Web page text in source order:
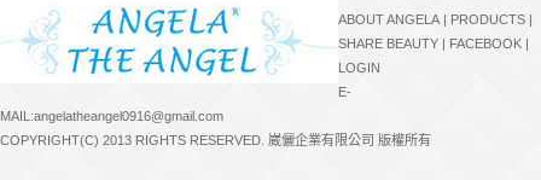
ABOUT ANGELA PRODUCTS
SHARE BEAUTY
FACEBOOK
LOGIN
E-
MAIL:angelatheangel0916@gmail.com
COPYRIGHT(C) 2013 RIGHTS RESERVED. 崴儷企業有限公司 版權所有